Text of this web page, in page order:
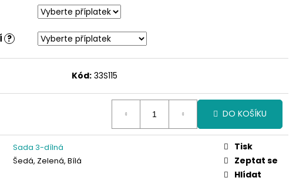
?
Kód: 33S115
DO KOŠÍKU
Sada 3-dílná
Šedá, Zelená, Bílá
Tisk
Zeptat se
Hlídat